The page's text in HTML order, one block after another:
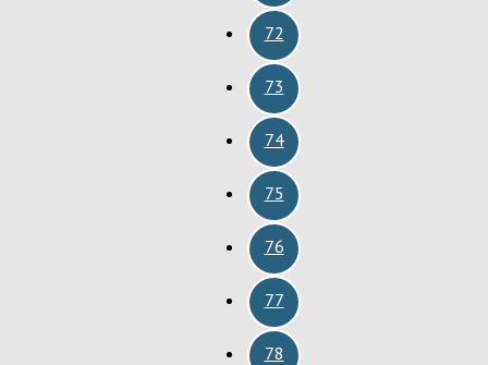
72
73
74
75
76
77
78